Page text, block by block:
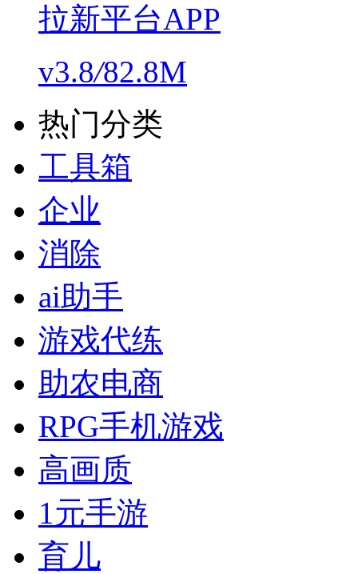
拉新平台APP
v3.8/82.8M
热门分类
工具箱
企业
消除
ai助手
游戏代练
助农电商
RPG手机游戏
高画质
1元手游
育儿